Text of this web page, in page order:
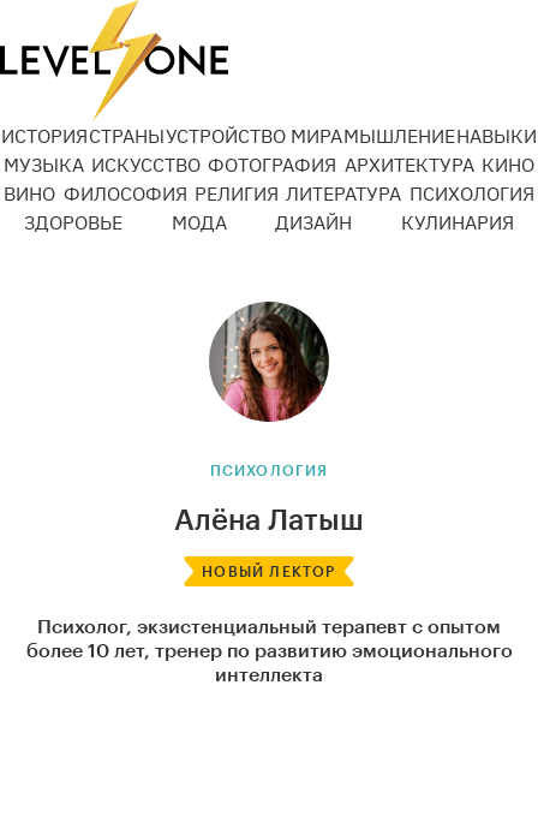
ИСТОРИЯСТРАНЫУСТРОЙСТВО МИРАМЫШЛЕНИЕНАВЫКИ
МУЗЫКА ИСКУССТВО ФОТОГРАФИЯ АРХИТЕКТУРА КИНО
ВИНО ФИЛОСОФИЯ РЕЛИГИЯ ЛИТЕРАТУРА ПСИХОЛОГИЯ
ЗДОРОВЬЕ
МОДА ДИЗАЙН КУЛИНАРИЯ
ПСИХОЛОГИЯ
Алёна Латыш
НОВЫЙ ЛЕКТОР
Психолог, экзистенциальный терапевт с опытом
более 10 лет, тренер по развитию эмоционального
интеллекта